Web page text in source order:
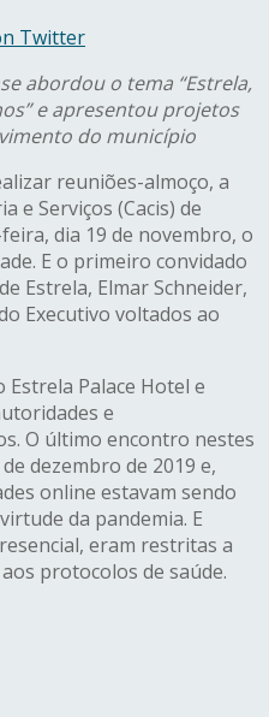
Twitter
abordou o tema “Estrela,
e apresentou projetos
do município
reuniões-almoço, a
e Serviços (Cacis) de
dia 19 de novembro, o
E o primeiro convidado
Estrela, Elmar Schneider,
Executivo voltados ao
Palace Hotel e
e
O último encontro nestes
dezembro de 2019 e,
online estavam sendo
da pandemia. E
eram restritas a
protocolos de saúde.